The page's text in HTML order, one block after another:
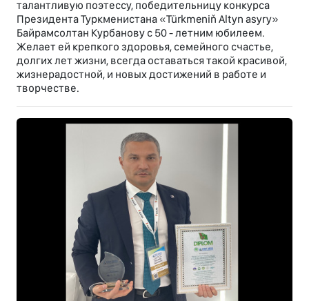
талантливую поэтессу, победительницу конкурса
Президента Туркменистана «Türkmeniň Altyn asyry»
Байрамсолтан Курбанову с 50 - летним юбилеем.
Желает ей крепкого здоровья, семейного счастье,
долгих лет жизни, всегда оставаться такой красивой,
жизнерадостной, и новых достижений в работе и
творчестве.